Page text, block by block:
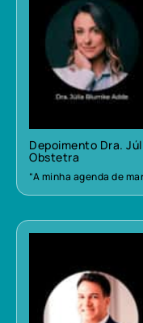
Depoimento Dra.
Obstetra
“A minha agenda de